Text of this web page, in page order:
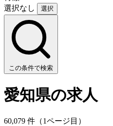
選択なし
選択
この条件で検索
愛知県の求人
60,079 件（1ページ目）